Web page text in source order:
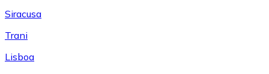
Siracusa
Trani
Lisboa